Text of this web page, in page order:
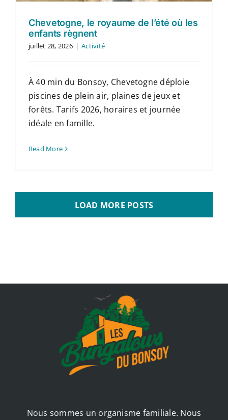
Chevetogne, le royaume de l’été où les
enfants règnent
juillet 28, 2026 | Activité
À 40 min du Bonsoy, Chevetogne déploie
piscines de plein air, plaines de jeux et
forêts. Tarifs 2026, horaires et journée
idéale en famille.
Read More
LOAD MORE POSTS
Nous sommes un organisme familiale. Nous